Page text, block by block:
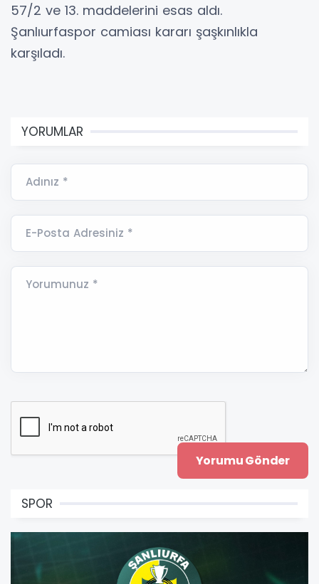
57/2 ve 13. maddelerini esas aldı.
Şanlıurfaspor camiası kararı şaşkınlıkla
karşıladı.
YORUMLAR
Adınız *
E-Posta Adresiniz *
Yorumunuz *
SPOR